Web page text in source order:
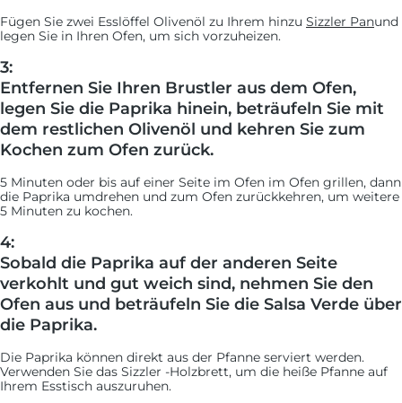
Fügen Sie zwei Esslöffel Olivenöl zu Ihrem hinzu Sizzler Panund
legen Sie in Ihren Ofen, um sich vorzuheizen.
3:
Entfernen Sie Ihren Brustler aus dem Ofen,
legen Sie die Paprika hinein, beträufeln Sie mit
dem restlichen Olivenöl und kehren Sie zum
Kochen zum Ofen zurück.
5 Minuten oder bis auf einer Seite im Ofen im Ofen grillen, dann
die Paprika umdrehen und zum Ofen zurückkehren, um weitere
5 Minuten zu kochen.
4:
Sobald die Paprika auf der anderen Seite
verkohlt und gut weich sind, nehmen Sie den
Ofen aus und beträufeln Sie die Salsa Verde über
die Paprika.
Die Paprika können direkt aus der Pfanne serviert werden.
Verwenden Sie das Sizzler -Holzbrett, um die heiße Pfanne auf
Ihrem Esstisch auszuruhen.